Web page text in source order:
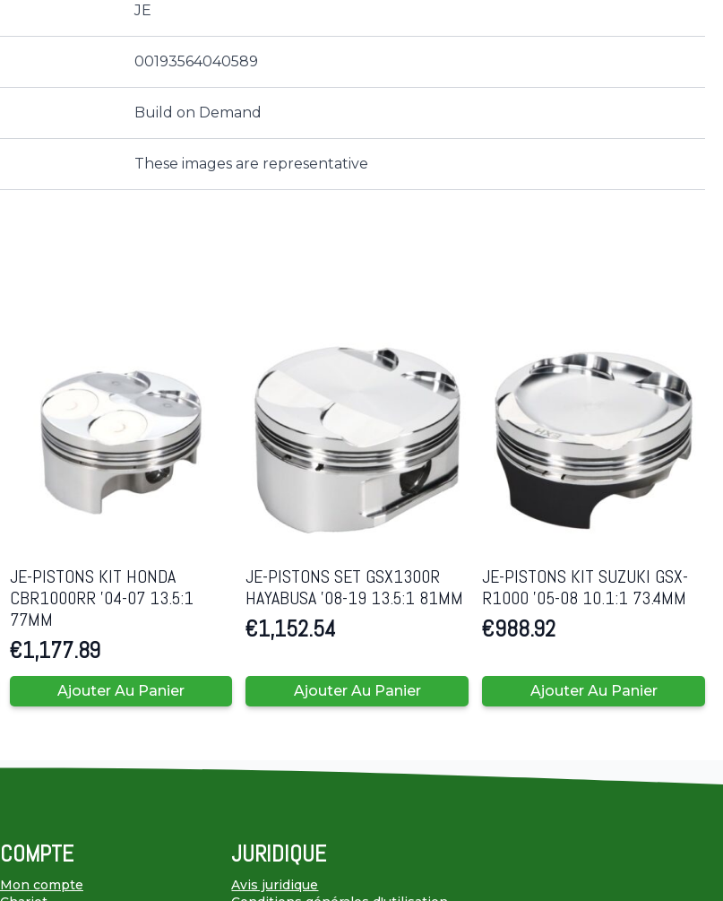
JE
00193564040589
Build on Demand
These images are representative
JE-PISTONS KIT HONDA
CBR1000RR ’04-07 13.5:1
77MM
€1,177.89
Ajouter Au Panier
JE-PISTONS SET GSX1300R
HAYABUSA ’08-19 13.5:1 81MM
€1,152.54
Ajouter Au Panier
JE-PISTONS KIT SUZUKI GSX-
R1000 ’05-08 10.1:1 73.4MM
€988.92
Ajouter Au Panier
COMPTE
Mon compte
JURIDIQUE
Avis juridique